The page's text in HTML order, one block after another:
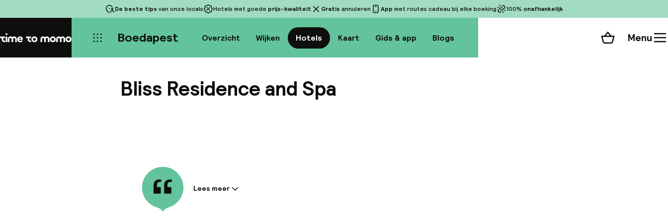
De beste tips van onze locals Hotels met goede prijs-kwaliteit Gratis annuleren App met routes cadeau bij elke boeking 100% onafhankelijk
Home Boedapest Overzicht Wijken Hotels Kaart Gids & app Blogs Winkelmand
Menu
Bliss Residence and Spa
Informatie gedeeld door de accommodatie:
Lees meer